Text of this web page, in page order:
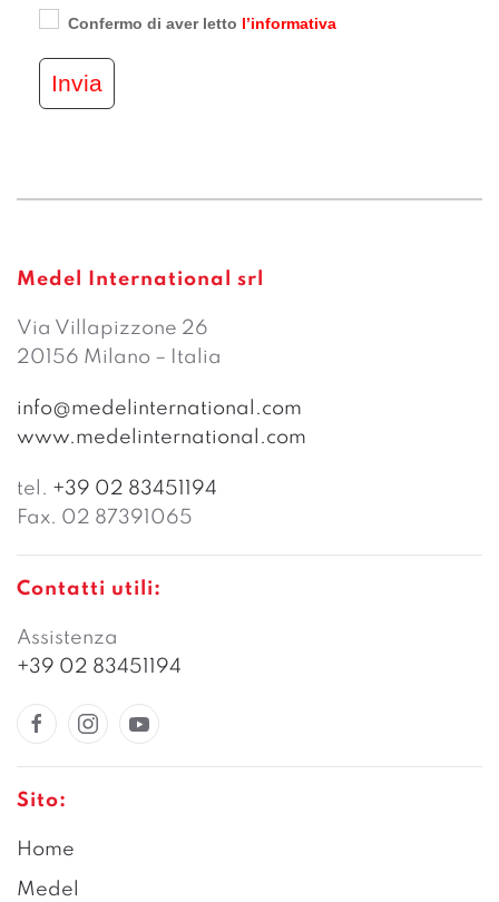
Confermo di aver letto l’informativa
Invia
Medel International srl
Via Villapizzone 26
20156 Milano – Italia
info@medelinternational.com
www.medelinternational.com
tel. +39 02 83451194
Fax. 02 87391065
Contatti utili:
Assistenza
+39 02 83451194
Sito:
Home
Medel